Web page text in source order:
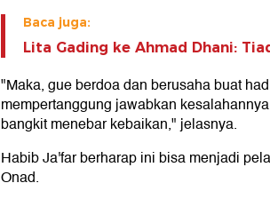
Baca juga:
Lita Gading ke Ahmad Dhani:
"Maka, gue berdoa dan berusaha buat
mempertanggung jawabkan
bangkit menebar kebaikan," jelasnya.
Habib Ja'far berharap ini bisa menjadi
Onad.